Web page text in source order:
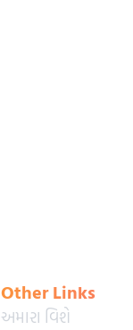
Other Links
અમારા વિશે